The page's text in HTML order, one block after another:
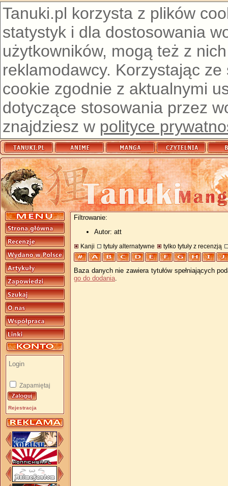
Tanuki.pl korzysta z plików
statystyk i dla dostosowania
użytkowników, mogą też z
reklamodawcy. Korzystając
cookie zgodnie z aktualnymi
dotyczące stosowania przez
znajdziesz w polityce
Zapamiętaj
Rejestracja
Filtrowanie:
Autor: att
Kanji tytuły alternatywne tylko tytuły z recenzją
Baza danych nie zawiera tytułów spełniających
go do dodania.